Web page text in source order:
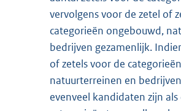
vervolgens voor de zetel of
categorieën ongebouwd,
bedrijven gezamenlijk.
of zetels voor de
natuurterreinen en
evenveel kandidaten zijn